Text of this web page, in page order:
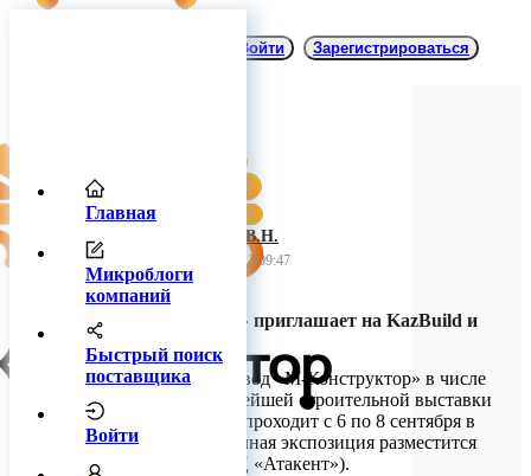
Главная
Микроблоги
компаний
Быстрый поиск
поставщика
Войти
Войти Зарегистрироваться
ИП Багнюк В.Н.
05 сентября 2023 09:47
«М-Конструктор» приглашает на KazBuild и
дарит промокод!
Великолукский завод «М-Конструктор» в числе
участников крупнейшей строительной выставки
KazBuild, которая проходит с 6 по 8 сентября в
Алматы. Выставочная экспозиция разместится
на стенде 9-62 (ВЦ «Атакент»).